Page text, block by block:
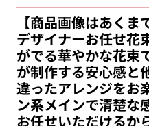
【商品画像はあくま
デザイナーお任せ花
がでる華やかな花束
が制作する安心感と
違ったアレンジをお
ン系メインで清楚な
お任せいただけるか